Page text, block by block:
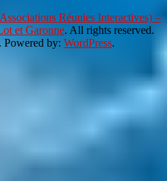
Réunies Interactives) –
et Garonne. All rights reserved.
by: WordPress.